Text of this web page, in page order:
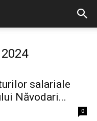
salariale
Năvodari...
0